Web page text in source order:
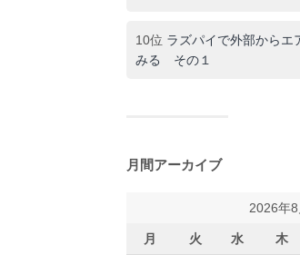
10位 ラズパイで外部からエ
みる その１
月間アーカイブ
2026年8
月 火 水 木